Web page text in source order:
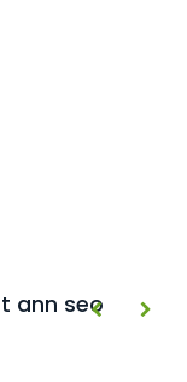
ann seo